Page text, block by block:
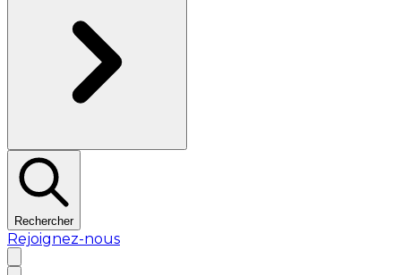
Rechercher
Rejoignez-nous